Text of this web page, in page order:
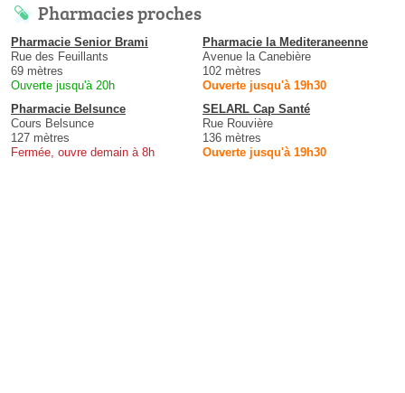
Pharmacies proches
Pharmacie Senior Brami
Rue des Feuillants
69 mètres
Ouverte jusqu'à 20h
Pharmacie la Mediteraneenne
Avenue la Canebière
102 mètres
Ouverte jusqu'à 19h30
Pharmacie Belsunce
Cours Belsunce
127 mètres
Fermée, ouvre demain à 8h
SELARL Cap Santé
Rue Rouvière
136 mètres
Ouverte jusqu'à 19h30